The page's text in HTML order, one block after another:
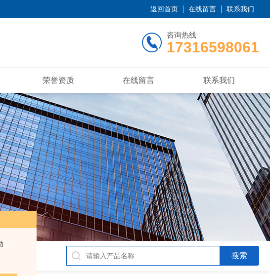
返回首页 在线留言 联系我们
咨询热线
17316598061
荣誉资质 在线留言 联系我们